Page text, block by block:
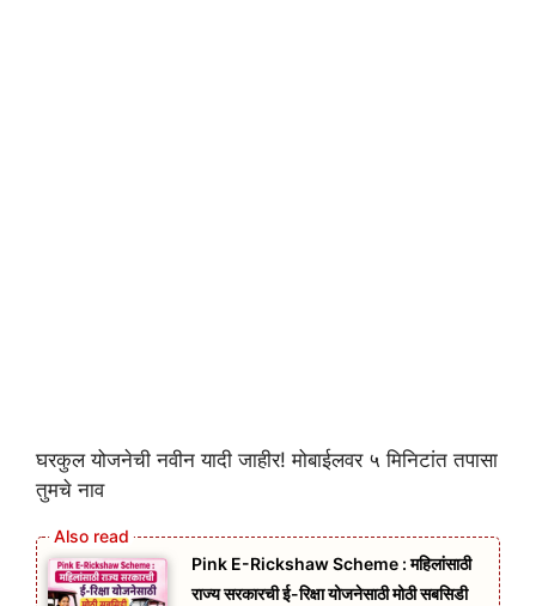
घरकुल योजनेची नवीन यादी जाहीर! मोबाईलवर ५ मिनिटांत तपासा
तुमचे नाव
Pink E-Rickshaw Scheme : महिलांसाठी
राज्य सरकारची ई-रिक्षा योजनेसाठी मोठी सबसिडी